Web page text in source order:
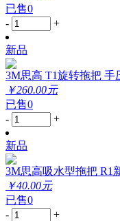
已售0
-
+
新品
3M思高 T1旋转拖把 手
￥260.00元
已售0
-
+
新品
3M思高吸水型拖把 R1
￥40.00元
已售0
-
+